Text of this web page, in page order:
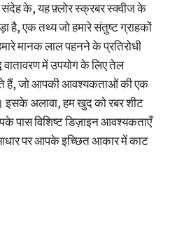
संदेह के, यह फ़्लोर स्क्रबर स्क्वीज के
है, एक तथ्य जो हमारे संतुष्ट ग्राहकों
मानक लाल पहनने के प्रतिरोधी
में उपयोग के लिए तेल
हैं, जो आपकी आवश्यकताओं की एक
इसके अलावा, हम खुद को रबर शीट
पास विशिष्ट डिज़ाइन आवश्यकताएँ
पर आपके इच्छित आकार में काट